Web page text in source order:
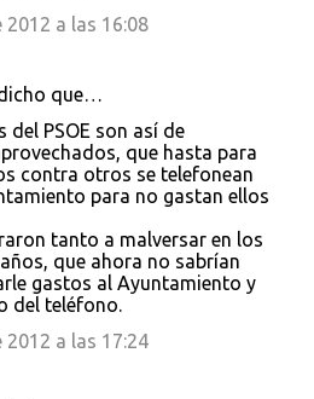
2012 a las 16:08
que…
del PSOE son así de
que hasta para
contra otros se telefonean
para no gastan ellos
tanto a malversar en los
que ahora no sabrían
gastos al Ayuntamiento y
del teléfono.
2012 a las 17:24